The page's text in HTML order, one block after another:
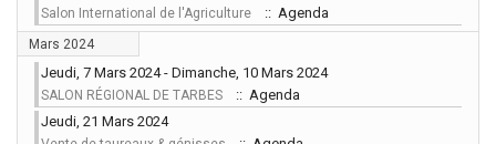
Salon International de l'Agriculture :: Agenda
Mars 2024
Jeudi, 7 Mars 2024 - Dimanche, 10 Mars 2024
SALON RÉGIONAL DE TARBES
:: Agenda
Jeudi, 21 Mars 2024